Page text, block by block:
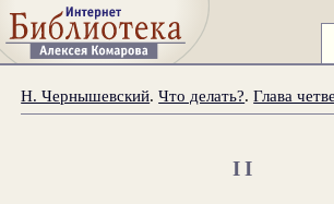
Н. Чернышевский.Что делать?.Глава
II